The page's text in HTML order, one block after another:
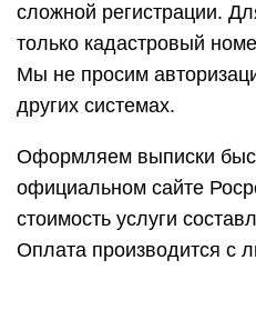
сложной регистрации.
только кадастровый
Мы не просим
других системах.
Оформляем выписки
официальном сайте
стоимость услуги
Оплата производится с